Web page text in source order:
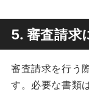
5. 審査請求
審査請求を行う
す。必要な書類